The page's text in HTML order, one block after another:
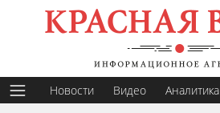
Новости Видео Аналитика